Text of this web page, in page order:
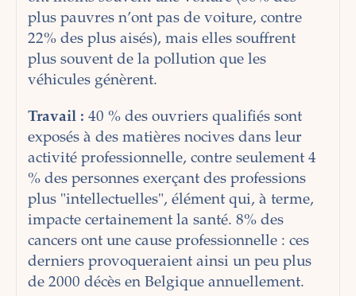
plus pauvres n’ont pas de voiture, contre
22% des plus aisés), mais elles souffrent
plus souvent de la pollution que les
véhicules génèrent.
Travail : 40 % des ouvriers qualifiés sont
exposés à des matières nocives dans leur
activité professionnelle, contre seulement 4
% des personnes exerçant des professions
plus "intellectuelles", élément qui, à terme,
impacte certainement la santé. 8% des
cancers ont une cause professionnelle : ces
derniers provoqueraient ainsi un peu plus
de 2000 décès en Belgique annuellement.